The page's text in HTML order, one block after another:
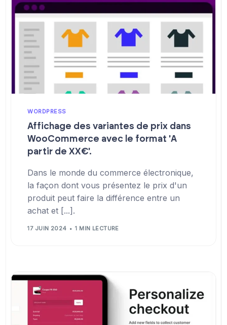
WORDPRESS
Affichage des variantes de prix dans
WooCommerce avec le format 'A
partir de XX€'.
Dans le monde du commerce électronique,
la façon dont vous présentez le prix d'un
produit peut faire la différence entre un
achat et [...].
17 JUIN 2024 1 MIN LECTURE